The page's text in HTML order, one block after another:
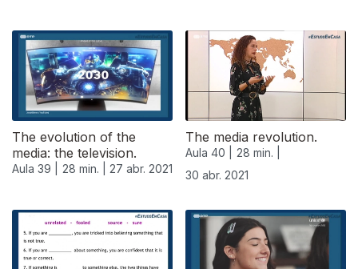
The evolution of the
media: the television.
Aula 39 | 28 min. | 27 abr. 2021
The media revolution.
Aula 40 |
28 min. |
30 abr. 2021